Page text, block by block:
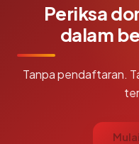
Periksa
dalam
Tanpa pendaftaran.